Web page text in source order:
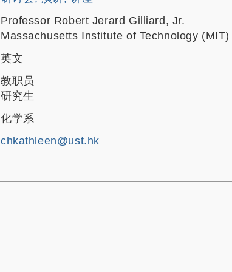
Professor Robert Jerard Gilliard, Jr.
Massachusetts Institute of Technology (MIT)
英文
教职员
研究生
化学系
chkathleen@ust.hk